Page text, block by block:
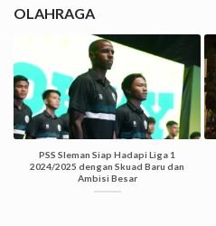
OLAHRAGA
PSS Sleman Siap Hadapi Liga 1
2024/2025 dengan Skuad Baru dan
Ambisi Besar